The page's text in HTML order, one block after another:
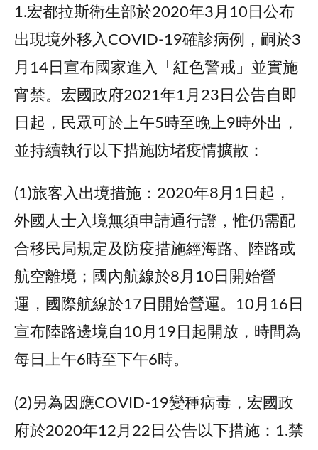
1.宏都拉斯衛生部於2020年3月10日公布
出現境外移入COVID-19確診病例，嗣於3
月14日宣布國家進入「紅色警戒」並實施
宵禁。宏國政府2021年1月23日公告自即
日起，民眾可於上午5時至晚上9時外出，
並持續執行以下措施防堵疫情擴散：
(1)旅客入出境措施：2020年8月1日起，
外國人士入境無須申請通行證，惟仍需配
合移民局規定及防疫措施經海路、陸路或
航空離境；國內航線於8月10日開始營
運，國際航線於17日開始營運。10月16日
宣布陸路邊境自10月19日起開放，時間為
每日上午6時至下午6時。
(2)另為因應COVID-19變種病毒，宏國政
府於2020年12月22日公告以下措施：1.禁